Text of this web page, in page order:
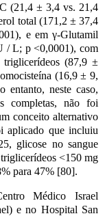
(21,4 ± 3,4 vs. 21,4
total (171,2 ± 37,4
e em γ-Glutamil
/ L; p <0,0001), com
triglicerídeos (87,9 ±
(16,9 ± 9,
neste caso,
completas, não foi
conceito alternativo
aplicado que incluiu
glicose no sangue
<150 mg
para 47% [80].
Médico Israel
e no Hospital San